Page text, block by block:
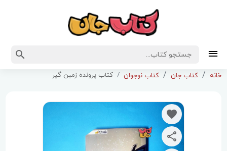
خانه کتاب جان کتاب نوجوان کتاب پرونده زمین گیر